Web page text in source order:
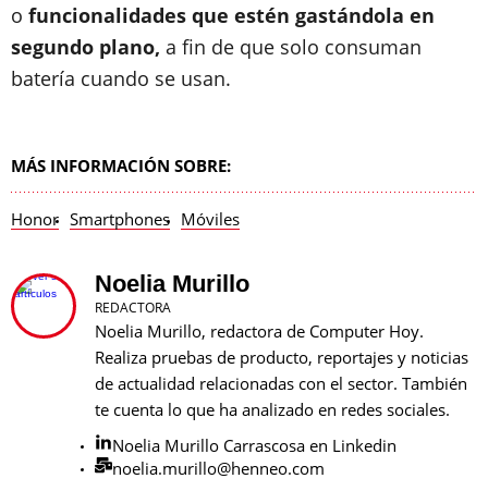
o funcionalidades que estén gastándola en
segundo plano, a fin de que solo consuman
batería cuando se usan.
MÁS INFORMACIÓN SOBRE:
Honor Smartphones Móviles
Noelia Murillo
REDACTORA
Noelia Murillo, redactora de Computer Hoy.
Realiza pruebas de producto, reportajes y noticias
de actualidad relacionadas con el sector. También
te cuenta lo que ha analizado en redes sociales.
Noelia Murillo Carrascosa en Linkedin
noelia.murillo@henneo.com